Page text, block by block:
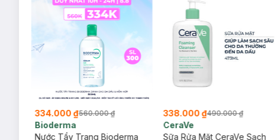
334.000 ₫560.000 ₫
Bioderma
Nước Tẩy Trang Bioderma
338.000 ₫490.000 ₫
CeraVe
Sữa Rửa Mặt CeraVe Sạch